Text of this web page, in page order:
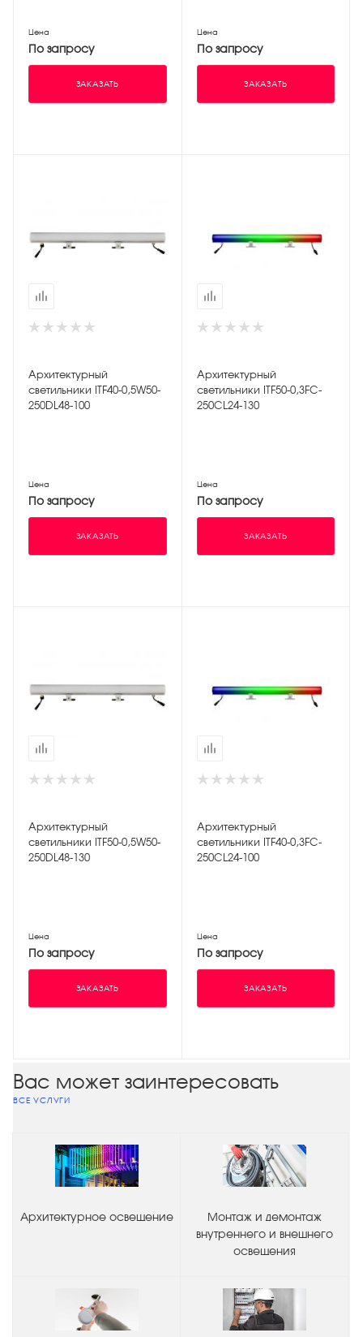
Цена
По запросу
ЗАКАЗАТЬ
Цена
По запросу
ЗАКАЗАТЬ
Архитектурный
светильники ITF40-0,5W50-
250DL48-100
Цена
По запросу
ЗАКАЗАТЬ
Архитектурный
светильники ITF50-0,3FC-
250CL24-130
Цена
По запросу
ЗАКАЗАТЬ
Архитектурный
светильники ITF50-0,5W50-
250DL48-130
Цена
По запросу
ЗАКАЗАТЬ
Архитектурный
светильники ITF40-0,3FC-
250CL24-100
Цена
По запросу
ЗАКАЗАТЬ
Вас может заинтересовать
ВСЕ УСЛУГИ
Архитектурное освещение
Монтаж и демонтаж
внутреннего и внешнего
освещения